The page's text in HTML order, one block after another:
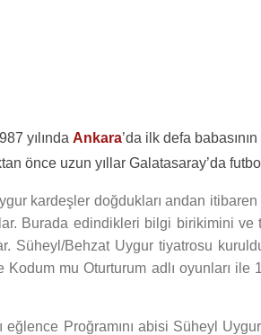
yılında Ankara’da ilk defa babasının
önce uzun yıllar Galatasaray’da
kardeşler doğdukları andan itibaren
Burada edindikleri bilgi birikimini
Süheyl/Behzat Uygur tiyatrosu
Kodum mu Oturturum adlı oyunları ile
eğlence Proğramını abisi Süheyl